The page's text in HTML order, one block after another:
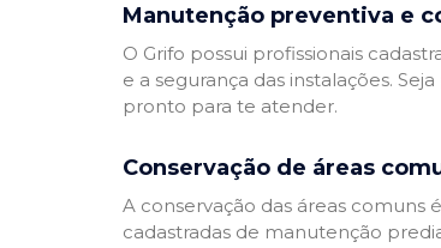
Manutenção preventiva e
O Grifo possui profissionais
e a segurança das instalações.
pronto para te atender.
Conservação de áreas
A conservação das áreas comuns
cadastradas de manutenção